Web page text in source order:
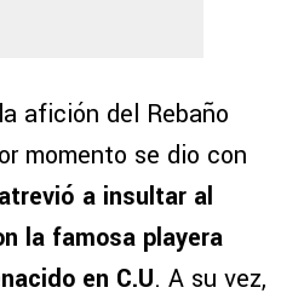
afición del Rebaño
momento se dio con
a insultar al
la famosa playera
en C.U. A su vez,